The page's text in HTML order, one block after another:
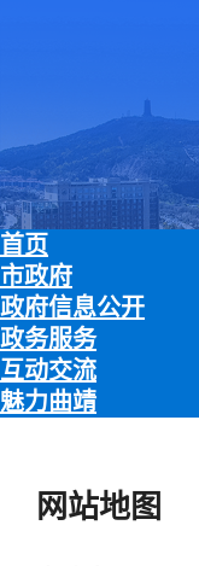
首页
市政府
政府信息公开
政务服务
互动交流
魅力曲靖
网站地图